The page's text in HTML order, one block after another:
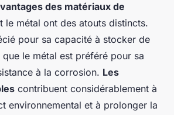
des matériaux de
le métal ont des atouts distincts.
pour sa capacité à stocker de
que le métal est préféré pour sa
à la corrosion. Les
contribuent considérablement à
environnemental et à prolonger la